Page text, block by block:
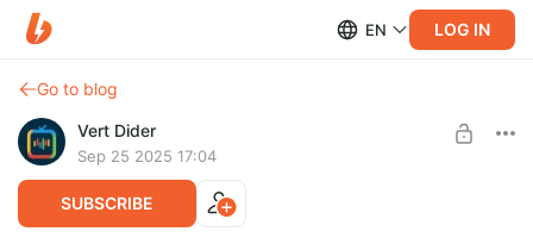
EN LOG IN
Go to blog
Vert Dider
Sep 25 2025 17:04
SUBSCRIBE